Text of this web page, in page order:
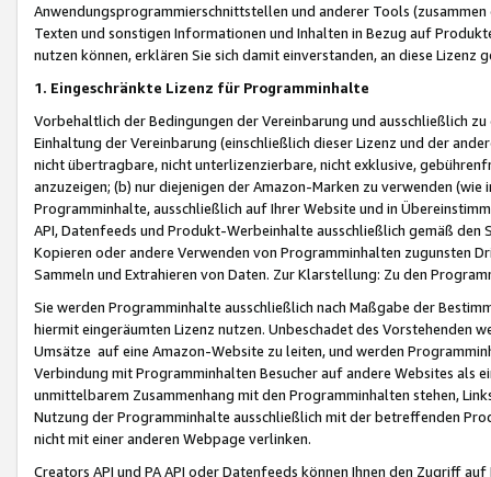
Anwendungsprogrammierschnittstellen und anderer Tools (zusammen
Texten und sonstigen Informationen und Inhalten in Bezug auf
nutzen können, erklären Sie sich damit einverstanden, an diese Lizenz
1. Eingeschränkte Lizenz für Programminhalte
Vorbehaltlich der Bedingungen der Vereinbarung und ausschließlich
Einhaltung der Vereinbarung (einschließlich dieser Lizenz und der
nicht übertragbare, nicht unterlizenzierbare, nicht exklusive,
anzuzeigen; (b) nur diejenigen der Amazon-Marken zu verwenden
Programminhalte, ausschließlich auf Ihrer Website und in
API, Datenfeeds und Produkt-Werbeinhalte ausschließlich gemäß
Kopieren oder andere Verwenden von Programminhalten zugunsten
Sammeln und Extrahieren von Daten. Zur Klarstellung: Zu den
Sie werden Programminhalte ausschließlich nach Maßgabe der
hiermit eingeräumten Lizenz nutzen. Unbeschadet des Vorstehenden
Umsätze auf eine Amazon-Website zu leiten, und werden
Verbindung mit Programminhalten Besucher auf andere Websites als
unmittelbarem Zusammenhang mit den Programminhalten stehen,
Nutzung der Programminhalte ausschließlich mit der betreffenden
nicht mit einer anderen Webpage verlinken.
Creators API und PA API oder Datenfeeds können Ihnen den Zugriff